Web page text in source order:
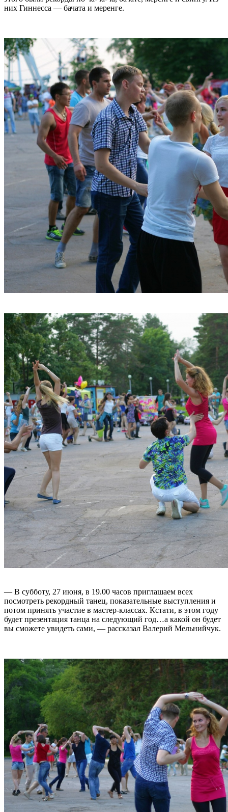
них Гиннесса — бачата и меренге.
— В субботу, 27 июня, в 19.00 часов приглашаем всех
посмотреть рекордный танец, показательные выступления и
потом принять участие в мастер-классах. Кстати, в этом году
будет презентация танца на следующий год…а какой он будет
вы сможете увидеть сами, — рассказал Валерий Мельнийчук.